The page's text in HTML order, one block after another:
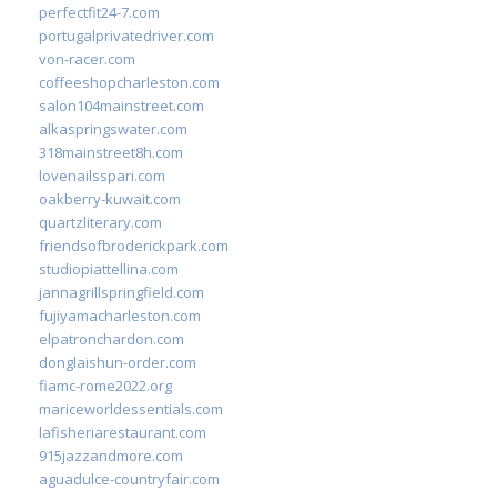
perfectfit24-7.com
portugalprivatedriver.com
von-racer.com
coffeeshopcharleston.com
salon104mainstreet.com
alkaspringswater.com
318mainstreet8h.com
lovenailsspari.com
oakberry-kuwait.com
quartzliterary.com
friendsofbroderickpark.com
studiopiattellina.com
jannagrillspringfield.com
fujiyamacharleston.com
elpatronchardon.com
donglaishun-order.com
fiamc-rome2022.org
mariceworldessentials.com
lafisheriarestaurant.com
915jazzandmore.com
aguadulce-countryfair.com